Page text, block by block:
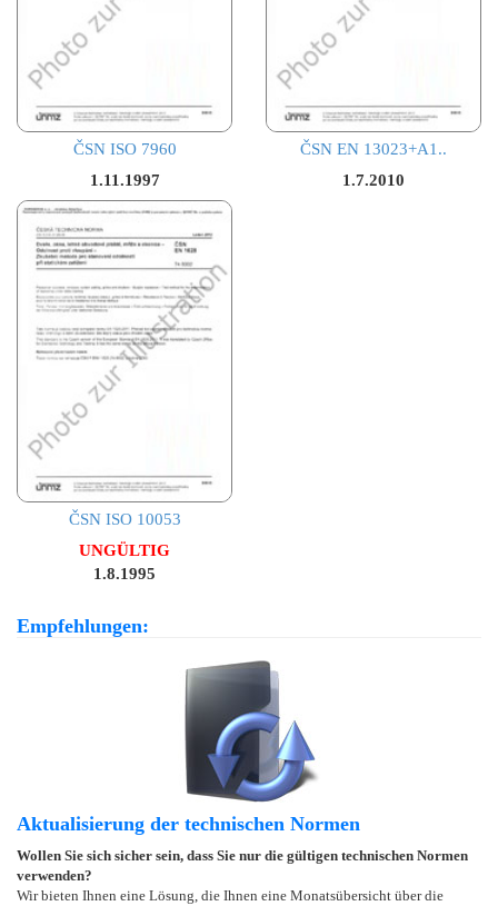
ČSN ISO 7960
1.11.1997
ČSN EN 13023+A1..
1.7.2010
ČSN ISO 10053
UNGÜLTIG
1.8.1995
Empfehlungen:
Aktualisierung der technischen Normen
Wollen Sie sich sicher sein, dass Sie nur die gültigen technischen Normen
verwenden?
Wir bieten Ihnen eine Lösung, die Ihnen eine Monatsübersicht über die